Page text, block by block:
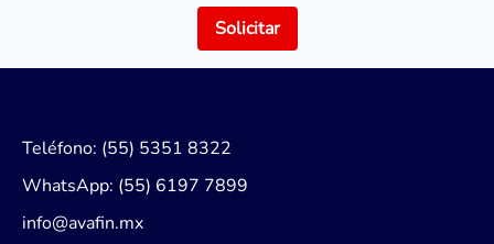
Solicitar
Teléfono: (55) 5351 8322
WhatsApp: (55) 6197 7899
info@avafin.mx